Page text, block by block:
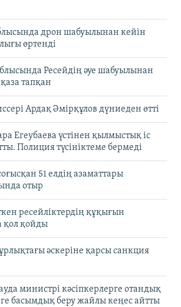
дрон шабуылынан кейін
өртенді
Ресейдің әуе шабуылынан
тапқан
Ардақ Әмірқұлов дүниеден өтті
Егеубаева үстінен қылмыстық іс
Полиция түсініктеме бермеді
51 елдің азаматтары
отыр
ресейліктердің құқығын
қол қойды
әскеріне қарсы санкция
министрі кәсіпкерлерге отандық
басымдық беру жайлы кеңес айтты